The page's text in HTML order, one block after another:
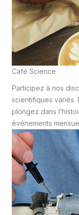
Café Science
Participez à nos
scientifiques variés.
plongez dans
événements